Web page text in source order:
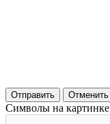
Отправить Отменить
Символы на картинке